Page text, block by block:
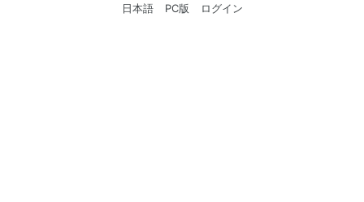
日本語 PC版 ログイン